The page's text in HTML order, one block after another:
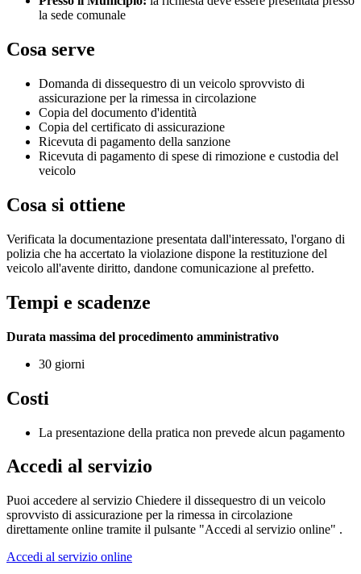
la sede comunale
Cosa serve
Domanda di dissequestro di un veicolo sprovvisto di
assicurazione per la rimessa in circolazione
Copia del documento d'identità
Copia del certificato di assicurazione
Ricevuta di pagamento della sanzione
Ricevuta di pagamento di spese di rimozione e custodia del
veicolo
Cosa si ottiene
Verificata la documentazione presentata dall'interessato, l'organo di
polizia che ha accertato la violazione dispone la restituzione del
veicolo all'avente diritto, dandone comunicazione al prefetto.
Tempi e scadenze
Durata massima del procedimento amministrativo
30 giorni
Costi
La presentazione della pratica non prevede alcun pagamento
Accedi al servizio
Puoi accedere al servizio Chiedere il dissequestro di un veicolo
sprovvisto di assicurazione per la rimessa in circolazione
direttamente online tramite il pulsante "Accedi al servizio online" .
Accedi al servizio online